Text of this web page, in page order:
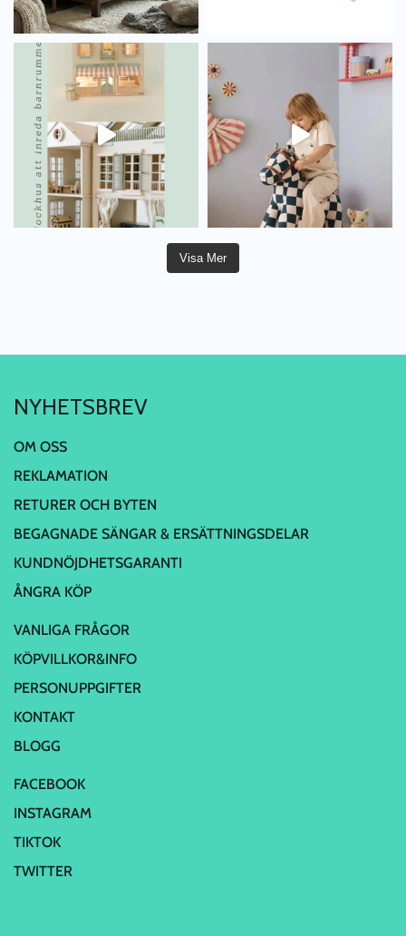
Visa Mer
NYHETSBREV
OM OSS
REKLAMATION
RETURER OCH BYTEN
BEGAGNADE SÄNGAR & ERSÄTTNINGSDELAR
KUNDNÖJDHETSGARANTI
ÅNGRA KÖP
VANLIGA FRÅGOR
KÖPVILLKOR&INFO
PERSONUPPGIFTER
KONTAKT
BLOGG
FACEBOOK
INSTAGRAM
TIKTOK
TWITTER